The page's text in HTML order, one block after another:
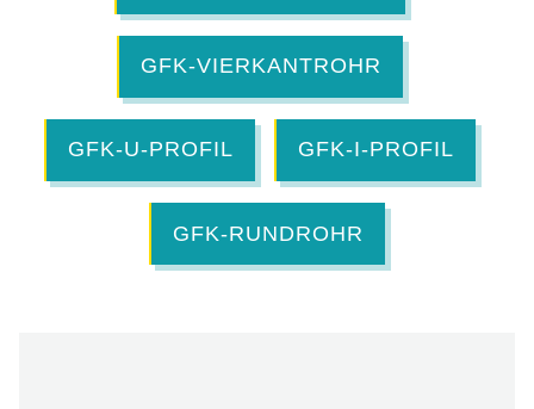
GFK-VIERKANTROHR
GFK-U-PROFIL GFK-I-PROFIL
GFK-RUNDROHR